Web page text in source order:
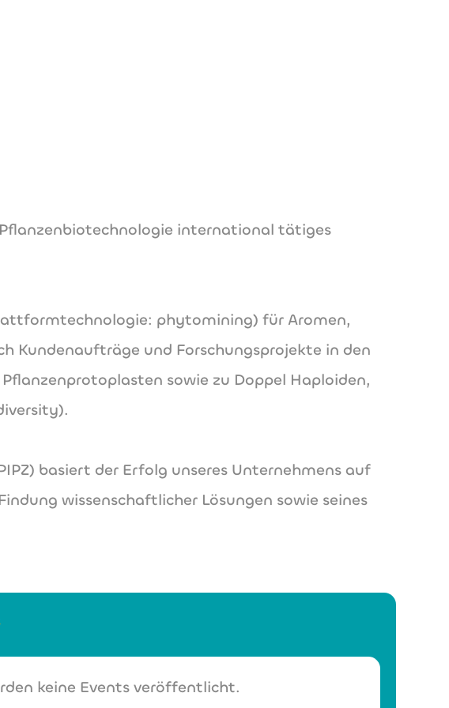
international tätiges
phytomining) für Aromen,
Kundenaufträge und Forschungsprojekte in den
sowie zu Doppel Haploiden,
basiert der Erfolg unseres Unternehmens auf
wissenschaftlicher Lösungen sowie seines
keine Events veröffentlicht.